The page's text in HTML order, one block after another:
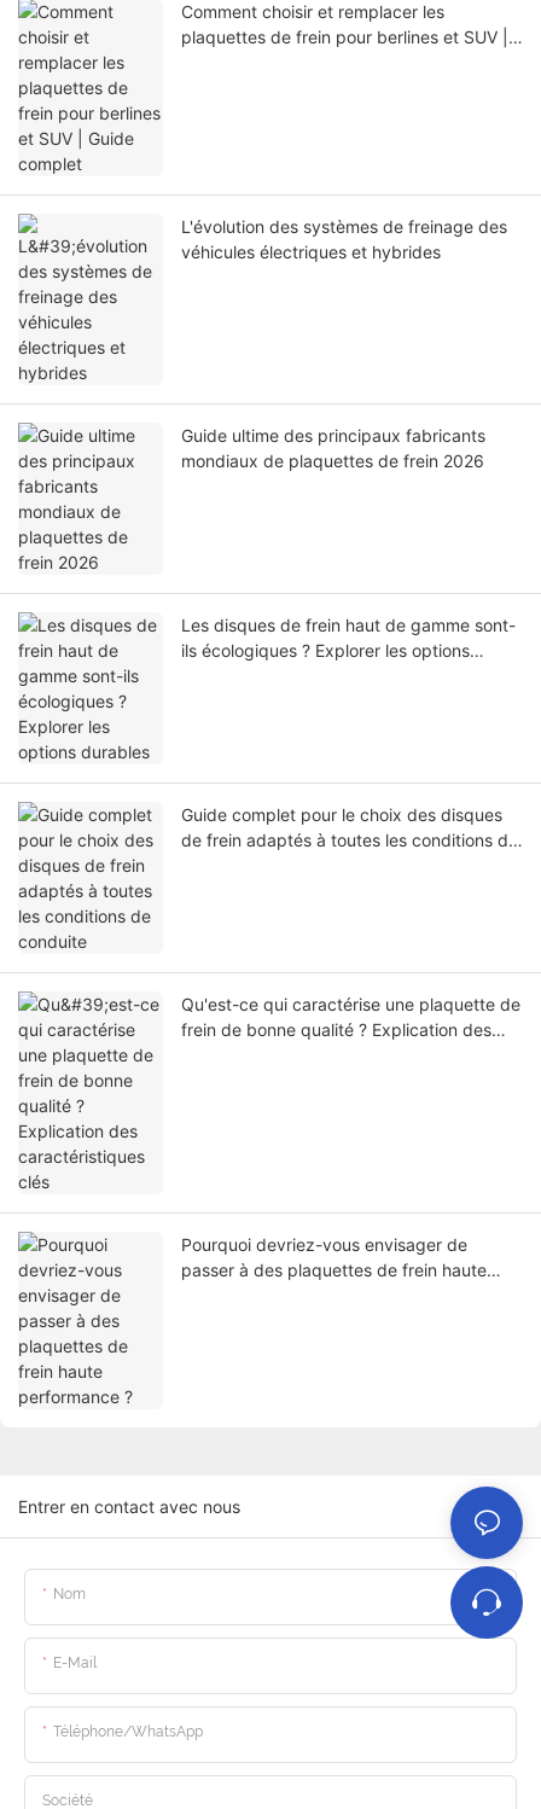
Comment choisir et remplacer les
plaquettes de frein pour berlines et SUV |
L'évolution des systèmes de freinage des
véhicules électriques et hybrides
Guide ultime des principaux fabricants
mondiaux de plaquettes de frein 2026
Les disques de frein haut de gamme sont-
ils écologiques ? Explorer les options
Guide complet pour le choix des disques
de frein adaptés à toutes les conditions de
Qu'est-ce qui caractérise une plaquette de
frein de bonne qualité ? Explication des
Pourquoi devriez-vous envisager de
passer à des plaquettes de frein haute
Entrer en contact avec nous
Nom
E-Mail
Téléphone/WhatsApp
Société